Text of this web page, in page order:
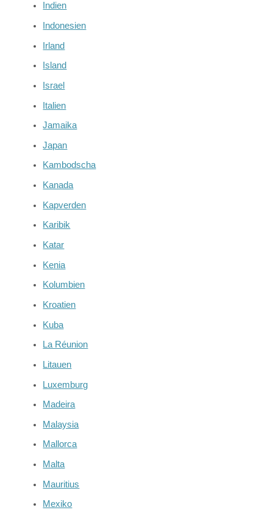
Indien
Indonesien
Irland
Island
Israel
Italien
Jamaika
Japan
Kambodscha
Kanada
Kapverden
Karibik
Katar
Kenia
Kolumbien
Kroatien
Kuba
La Réunion
Litauen
Luxemburg
Madeira
Malaysia
Mallorca
Malta
Mauritius
Mexiko